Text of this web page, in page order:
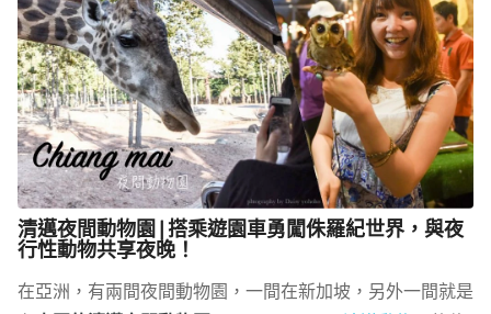
清邁夜間動物園 | 搭乘遊園車勇闖侏羅紀世界，與夜
行性動物共享夜晚！
在亞洲，有兩間夜間動物園，一間在新加坡，另外一間就是